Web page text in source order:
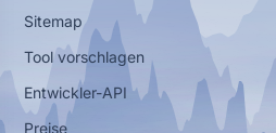
Sitemap
Tool vorschlagen
Entwickler-API
Preise